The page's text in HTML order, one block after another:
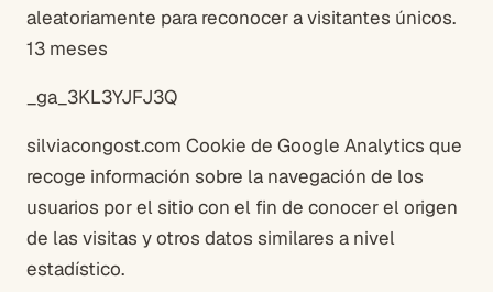
aleatoriamente para reconocer a visitantes únicos.
13 meses
_ga_3KL3YJFJ3Q
silviacongost.com Cookie de Google Analytics que
recoge información sobre la navegación de los
usuarios por el sitio con el fin de conocer el origen
de las visitas y otros datos similares a nivel
estadístico.